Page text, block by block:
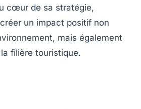
cœur de sa stratégie,
un impact positif non
mais également
la filière touristique.